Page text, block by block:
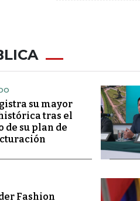
su mayor
tras el
de su plan de
Fashion